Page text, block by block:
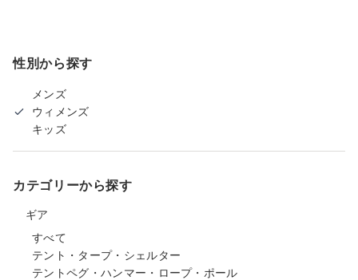
性別から探す
メンズ
ウィメンズ
キッズ
カテゴリーから探す
ギア
すべて
テント・タープ・シェルター
テントペグ・ハンマー・ロープ・ポール